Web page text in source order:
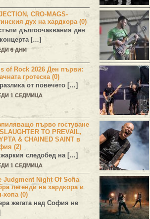
CRO-MAGS-
дух на хардкора (0)
дългоочаквания ден
[…]
6 ДНИ
of Rock 2026 Ден първи:
гротеска (0)
от повечето […]
1 СЕДМИЦА
първо гостуване
TO PREVAIL,
& CHAINED SAINT в
(2)
следобед на […]
1 СЕДМИЦА
Judgment Night Of Sofia
легенди на хардкора и
хопа (0)
жегата над София не